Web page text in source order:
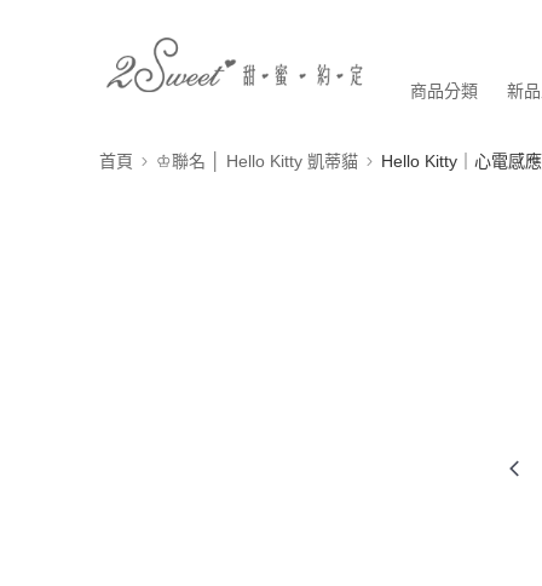
商品分類 新
首頁 ♔聯名 │ Hello Kitty 凱蒂貓 Hello Kitty｜心電感